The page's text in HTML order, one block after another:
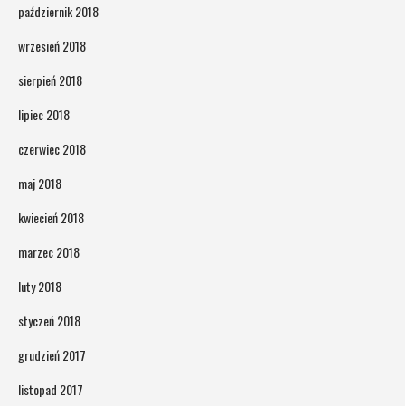
październik 2018
wrzesień 2018
sierpień 2018
lipiec 2018
czerwiec 2018
maj 2018
kwiecień 2018
marzec 2018
luty 2018
styczeń 2018
grudzień 2017
listopad 2017